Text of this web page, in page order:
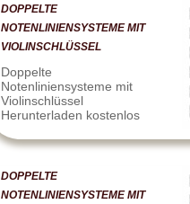
DOPPELTE
NOTENLINIENSYSTEME MIT
VIOLINSCHLÜSSEL
Doppelte
Notenliniensysteme mit
Violinschlüssel
Herunterladen kostenlos
DOPPELTE
NOTENLINIENSYSTEME MIT